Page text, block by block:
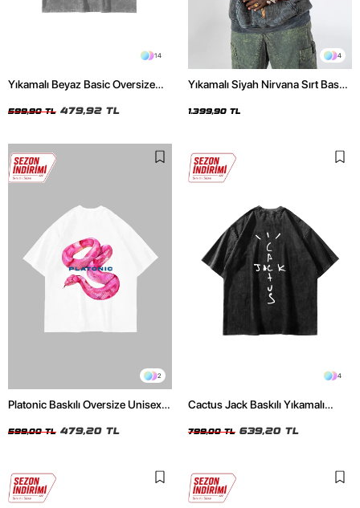
14
Yıkamalı Beyaz Basic Oversize
599,90 TL 479,92 TL
4
Yıkamalı Siyah Nirvana Sırt Baskılı
1.399,90 TL
2
Platonic Baskılı Oversize Unisex
599,00 TL 479,20 TL
4
Cactus Jack Baskılı Yıkamalı
799,00 TL 639,20 TL